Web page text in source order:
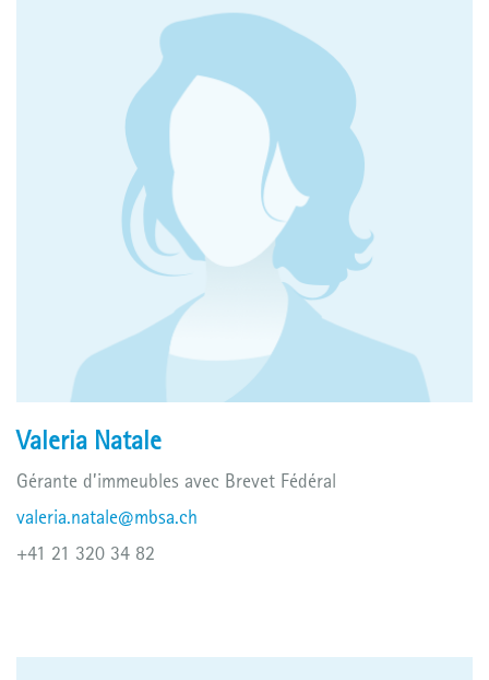
Valeria Natale
Gérante d’immeubles avec Brevet Fédéral
valeria.natale@mbsa.ch
+41 21 320 34 82